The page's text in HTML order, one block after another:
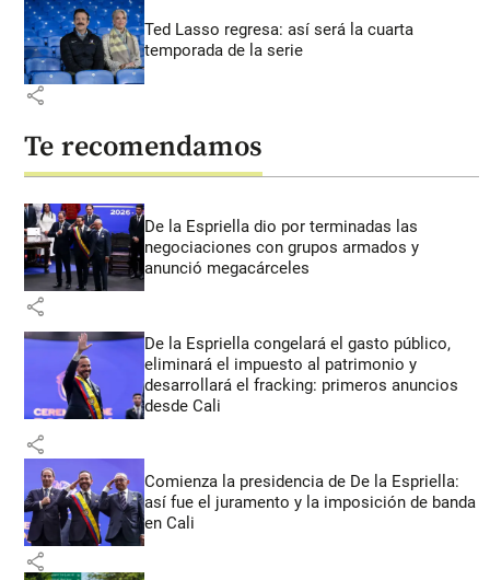
Ted Lasso regresa: así será la cuarta
temporada de la serie
share
Te recomendamos
De la Espriella dio por terminadas las
negociaciones con grupos armados y
anunció megacárceles
share
De la Espriella congelará el gasto público,
eliminará el impuesto al patrimonio y
desarrollará el fracking: primeros anuncios
desde Cali
share
Comienza la presidencia de De la Espriella:
así fue el juramento y la imposición de banda
en Cali
share